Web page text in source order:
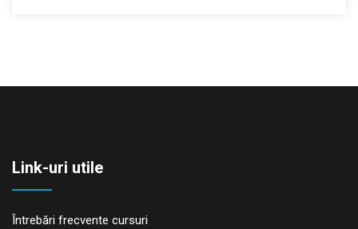
Link-uri utile
Întrebări frecvente cursuri